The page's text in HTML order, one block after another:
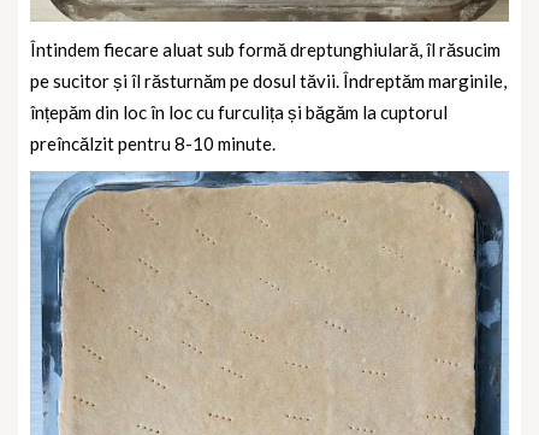
Întindem fiecare aluat sub formă dreptunghiulară, îl răsucim
pe sucitor și îl răsturnăm pe dosul tăvii. Îndreptăm marginile,
înțepăm din loc în loc cu furculița și băgăm la cuptorul
preîncălzit pentru 8-10 minute.